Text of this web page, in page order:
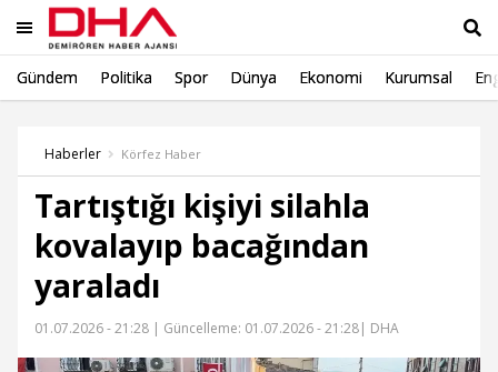
Gündem Politika Spor Dünya Ekonomi Kurumsal
Haberler Körfez Haber
Tartıştığı kişiyi silahla
kovalayıp bacağından
yaraladı
01.07.2026 - 21:28 | Güncelleme: 01.07.2026 - 21:28| DHA